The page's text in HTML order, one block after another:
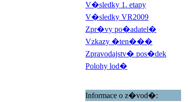
V�sledky 1. etapy
V�sledky VR2009
Zpr�vy po�adatel�
Vzkazy �ten���
Zpravodajstv� pos�dek
Polohy lod�
Informace o z�vod�: